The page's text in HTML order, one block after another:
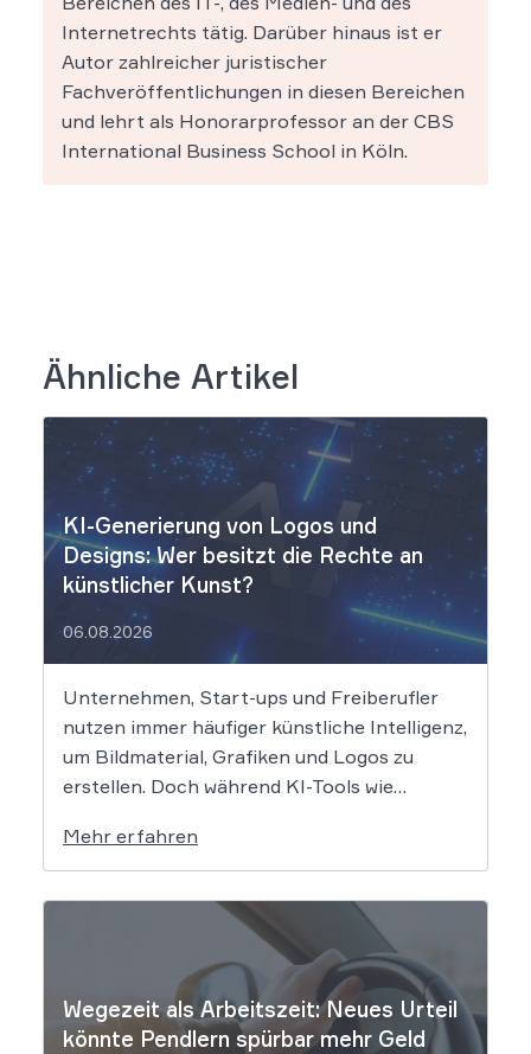
Internetrechts tätig. Darüber hinaus ist er
Autor zahlreicher juristischer
Fachveröffentlichungen in diesen Bereichen
und lehrt als Honorarprofessor an der CBS
International Business School in Köln.
Ähnliche Artikel
KI-Generierung von Logos und
Designs: Wer besitzt die Rechte an
künstlicher Kunst?
06.08.2026
Unternehmen, Start-ups und Freiberufler
nutzen immer häufiger künstliche Intelligenz,
um Bildmaterial, Grafiken und Logos zu
erstellen. Doch während KI-Tools wie
Sekundenschnelle beeindruckende
Ergebnisse liefern, wirft der Einsatz von
Algorithmen in der Kreativbranche
komplexe juristische Fragen auf. Das
Urheberrecht, das Markenrecht und das
Patentrecht […]
Mehr erfahren
Wegezeit als Arbeitszeit: Neues Urteil
könnte Pendlern spürbar mehr Geld